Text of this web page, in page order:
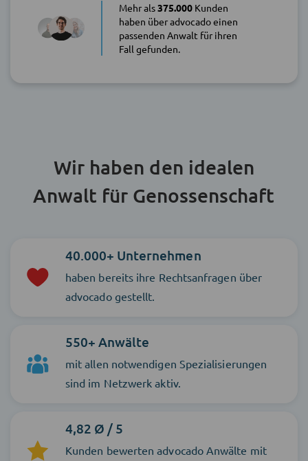
Mehr als375.000Kunden
haben über advocado einen
passenden Anwalt für ihren
Fall gefunden.
Wir haben den idealen
Anwalt für Genossenschaft
40.000+ Unternehmen
haben bereits ihre Rechtsanfragen über
advocado gestellt.
550+ Anwälte
mit allen notwendigen Spezialisierungen
sind im Netzwerk aktiv.
4,82 Ø / 5
Kunden bewerten advocado Anwälte mit